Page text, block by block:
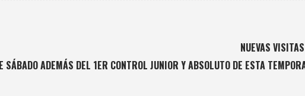
NUEVAS
SÁBADO ADEMÁS DEL 1ER CONTROL JUNIOR Y ABSOLUTO DE ESTA